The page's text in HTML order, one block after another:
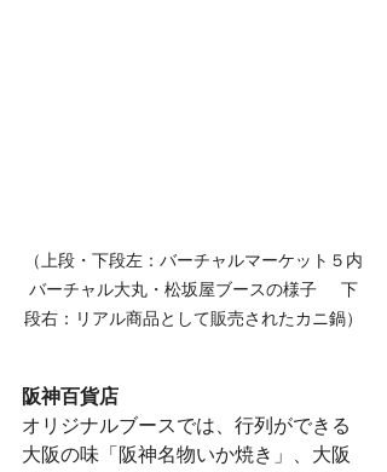
（上段・下段左：バーチャルマーケット５内
バーチャル大丸・松坂屋ブースの様子  　下
段右：リアル商品として販売されたカニ鍋）
阪神百貨店
​オリジナルブースでは、行列ができる
大阪の味「阪神名物いか焼き」、大阪